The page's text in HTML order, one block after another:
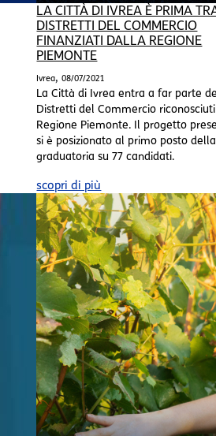
LA CITTÀ DI IVREA È PRIMA
DISTRETTI DEL COMMERCIO
FINANZIATI DALLA REGIONE
PIEMONTE
Ivrea,08/07/2021
La Città di Ivrea entra a far parte
Distretti del Commercio
Regione Piemonte. Il progetto
si è posizionato al primo posto della
graduatoria su 77 candidati.
scopri di più